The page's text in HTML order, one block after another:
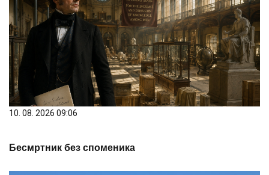
10. 08. 2026 09:06
Бесмртник без споменика